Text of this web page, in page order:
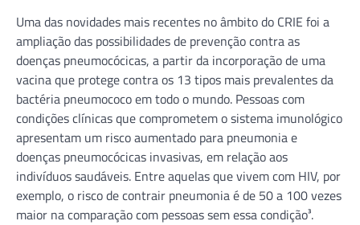
Uma das novidades mais recentes no âmbito do CRIE foi a
ampliação das possibilidades de prevenção contra as
doenças pneumocócicas, a partir da incorporação de uma
vacina que protege contra os 13 tipos mais prevalentes da
bactéria pneumococo em todo o mundo. Pessoas com
condições clínicas que comprometem o sistema imunológico
apresentam um risco aumentado para pneumonia e
doenças pneumocócicas invasivas, em relação aos
indivíduos saudáveis. Entre aquelas que vivem com HIV, por
exemplo, o risco de contrair pneumonia é de 50 a 100 vezes
maior na comparação com pessoas sem essa condição³.